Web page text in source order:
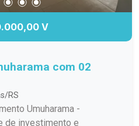
encontra facilmente no
V
com 02
RS
Umuharama -
de investimento e